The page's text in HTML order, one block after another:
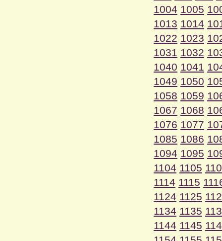
1004 1005
1013 1014
1022 1023
1031 1032
1040 1041
1049 1050
1058 1059
1067 1068
1076 1077
1085 1086
1094 1095
1104 1105
1114 1115
1124 1125
1134 1135
1144 1145